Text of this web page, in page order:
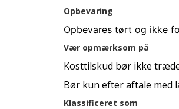
Opbevaring
Opbevares tørt og ikke
Vær opmærksom på
Kosttilskud bør ikke
Bør kun efter aftale med
Klassificeret som